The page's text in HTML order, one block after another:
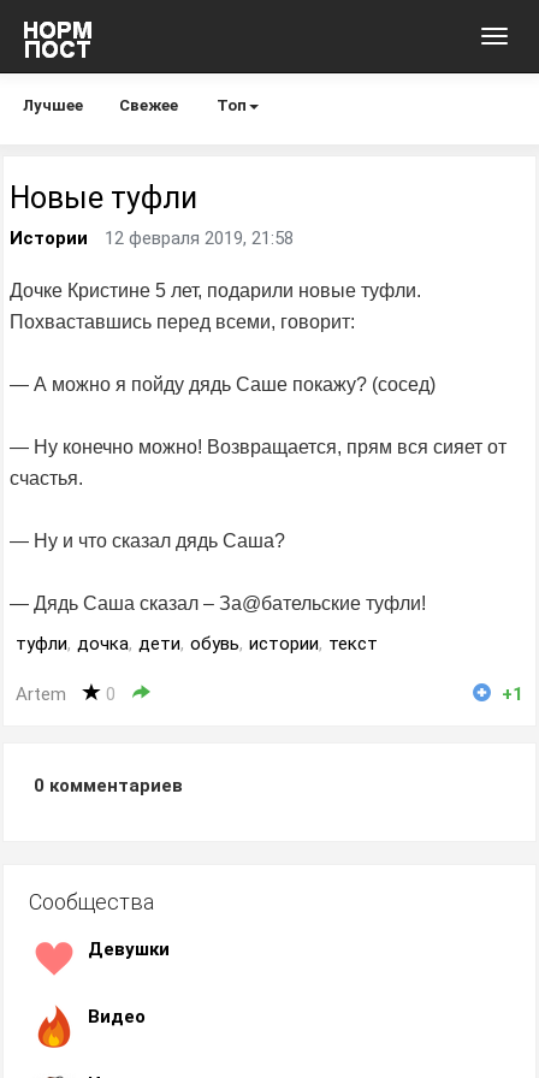
Лучшее Свежее Топ
Новые туфли
Истории 12 февраля 2019, 21:58
Дочке Кристине 5 лет, подарили новые туфли.
Похваставшись перед всеми, говорит:
— А можно я пойду дядь Саше покажу? (сосед)
— Ну конечно можно! Возвращается, прям вся сияет от
счастья.
— Ну и что сказал дядь Саша?
— Дядь Саша сказал – За@бательские туфли!
туфли, дочка, дети, обувь, истории, текст
Artem 0 +1
0 комментариев
Сообщества
Девушки
Видео